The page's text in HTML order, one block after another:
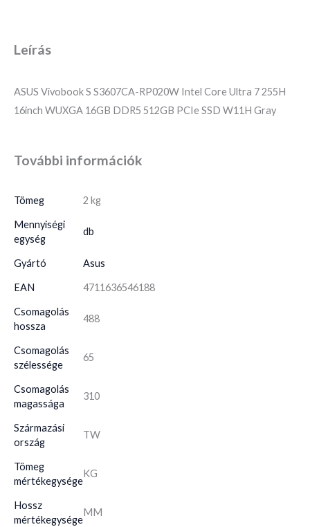
Leírás
ASUS Vivobook S S3607CA-RP020W Intel Core Ultra 7 255H
16inch WUXGA 16GB DDR5 512GB PCIe SSD W11H Gray
További információk
Tömeg 2 kg
Mennyiségi
egység
db
Gyártó Asus
EAN 4711636546188
Csomagolás
hossza
488
Csomagolás
szélessége
65
Csomagolás
magassága
310
Származási
ország
TW
Tömeg
mértékegysége
KG
Hossz
mértékegysége
MM